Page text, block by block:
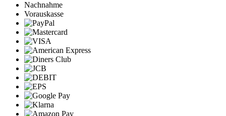
Nachnahme
Vorauskasse